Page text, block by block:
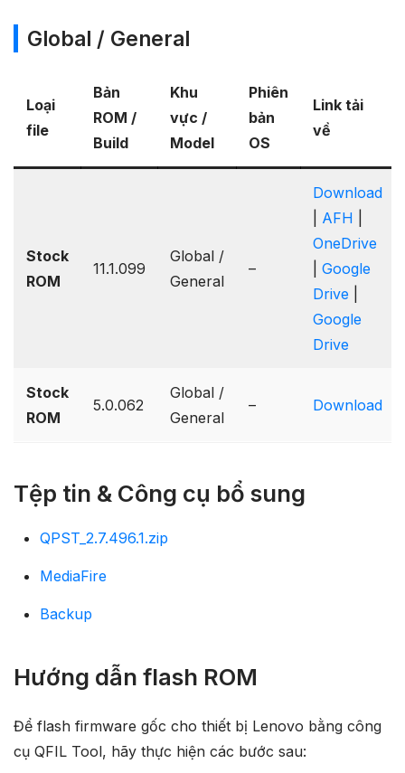
Global / General
Loại
file
Bản
ROM /
Build
Khu
vực /
Model
Phiên
bản
OS
Link tải
về
Stock
ROM
11.1.099
Global /
General
–
Download
AFH
OneDrive
Google
Drive
Google
Drive
Stock
ROM
5.0.062
Global /
General
– Download
Tệp tin & Công cụ bổ sung
QPST_2.7.496.1.zip
MediaFire
Backup
Hướng dẫn flash ROM
Để flash firmware gốc cho thiết bị Lenovo bằng công
cụ QFIL Tool, hãy thực hiện các bước sau: